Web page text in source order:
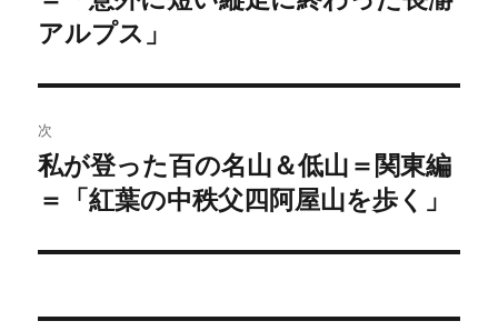
ビ
ゲ
ー
シ
投
アルプス」
次
次
の
稿:
私が登った百の名山＆低山＝関東編
＝「紅葉の中秩父四阿屋山を歩く」